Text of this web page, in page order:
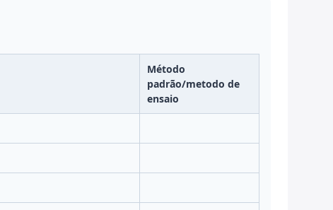
Método
padrão/metodo de
ensaio